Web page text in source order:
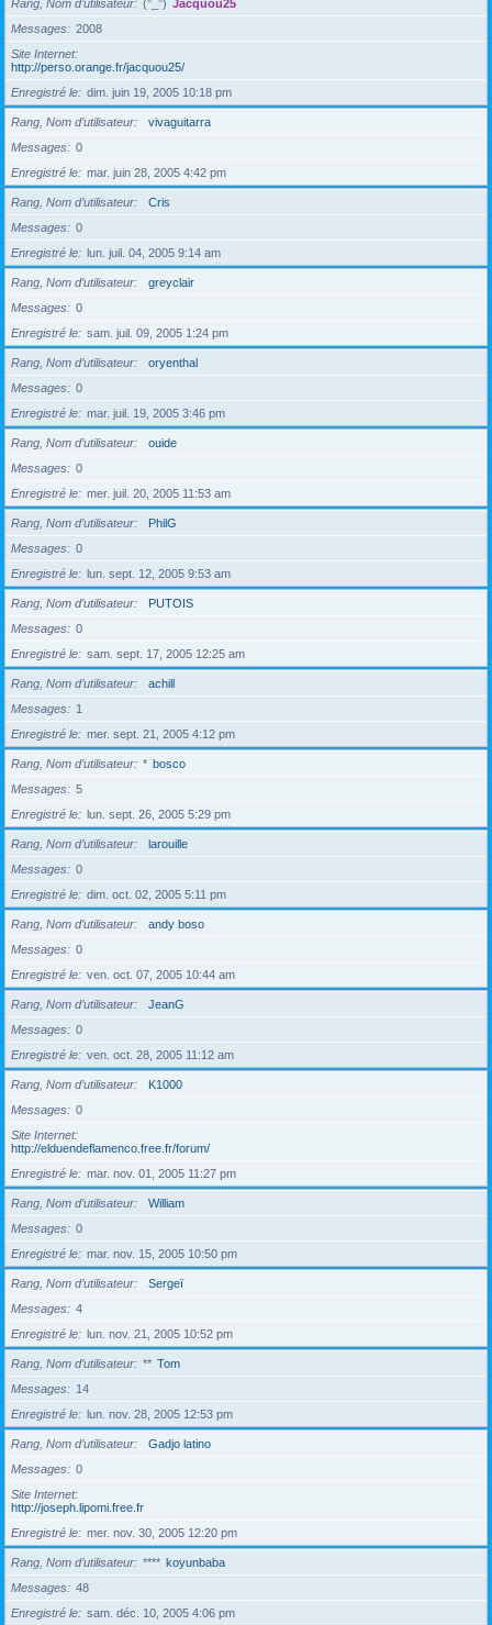
Rang, Nom d’utilisateur (°_°) Jacquou25
Messages
2008
Site Internet
http://perso.orange.fr/jacquou25/
Enregistré le
dim. juin 19, 2005 10:18 pm
Rang, Nom d’utilisateur
vivaguitarra
Messages
0
Enregistré le
mar. juin 28, 2005 4:42 pm
Rang, Nom d’utilisateur
Cris
Messages
0
Enregistré le
lun. juil. 04, 2005 9:14 am
Rang, Nom d’utilisateur
greyclair
Messages
0
Enregistré le
sam. juil. 09, 2005 1:24 pm
Rang, Nom d’utilisateur
oryenthal
Messages
0
Enregistré le
mar. juil. 19, 2005 3:46 pm
Rang, Nom d’utilisateur
ouide
Messages
0
Enregistré le
mer. juil. 20, 2005 11:53 am
Rang, Nom d’utilisateur
PhilG
Messages
0
Enregistré le
lun. sept. 12, 2005 9:53 am
Rang, Nom d’utilisateur
PUTOIS
Messages
0
Enregistré le
sam. sept. 17, 2005 12:25 am
Rang, Nom d’utilisateur
achill
Messages
1
Enregistré le
mer. sept. 21, 2005 4:12 pm
Rang, Nom d’utilisateur * bosco
Messages
5
Enregistré le
lun. sept. 26, 2005 5:29 pm
Rang, Nom d’utilisateur
larouille
Messages
0
Enregistré le
dim. oct. 02, 2005 5:11 pm
Rang, Nom d’utilisateur
andy boso
Messages
0
Enregistré le
ven. oct. 07, 2005 10:44 am
Rang, Nom d’utilisateur
JeanG
Messages
0
Enregistré le
ven. oct. 28, 2005 11:12 am
Rang, Nom d’utilisateur
K1000
Messages
0
Site Internet
http://elduendeflamenco.free.fr/forum/
Enregistré le
mar. nov. 01, 2005 11:27 pm
Rang, Nom d’utilisateur
William
Messages
0
Enregistré le
mar. nov. 15, 2005 10:50 pm
Rang, Nom d’utilisateur
Sergeï
Messages
4
Enregistré le
lun. nov. 21, 2005 10:52 pm
Rang, Nom d’utilisateur ** Tom
Messages
14
Enregistré le
lun. nov. 28, 2005 12:53 pm
Rang, Nom d’utilisateur
Gadjo latino
Messages
0
Site Internet
http://joseph.lipomi.free.fr
Enregistré le
mer. nov. 30, 2005 12:20 pm
Rang, Nom d’utilisateur **** koyunbaba
Messages
48
Enregistré le
sam. déc. 10, 2005 4:06 pm